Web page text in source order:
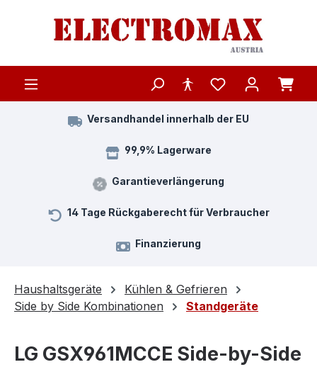
Zum Hauptinhalt springen
Versandhandel innerhalb der EU
99,9% Lagerware
Garantieverlängerung
14 Tage Rückgaberecht für Verbraucher
Finanzierung
Haushaltsgeräte
Kühlen & Gefrieren
Side by Side Kombinationen
Standgeräte
LG GSX961MCCE Side-by-Side